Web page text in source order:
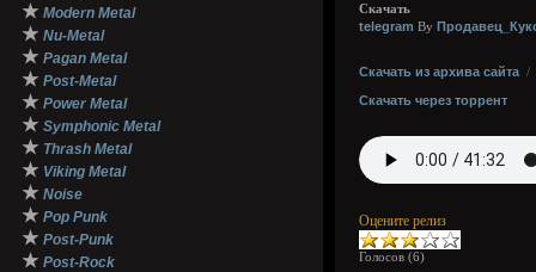
★ Modern Metal
★ Nu-Metal
★ Pagan Metal
★ Post-Metal
★ Power Metal
★ Symphonic Metal
★ Thrash Metal
★ Viking Metal
★ Noise
★ Pop Punk
★ Post-Punk
★ Post-Rock
Скачать
telegram By
Скачать из архива сайта /
Скачать через торрент
Оцените релиз
Голосов (6)